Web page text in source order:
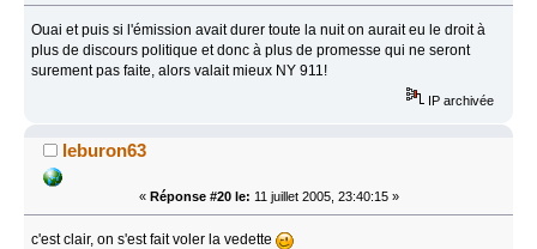
Ouai et puis si l'émission avait durer toute la nuit on aurait eu le droit à
plus de discours politique et donc à plus de promesse qui ne seront
surement pas faite, alors valait mieux NY 911!
IP archivée
leburon63
« Réponse #20 le: 11 juillet 2005, 23:40:15 »
c'est clair, on s'est fait voler la vedette